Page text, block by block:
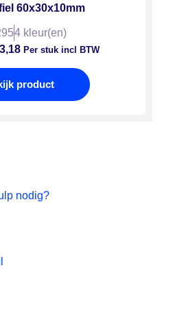
60x30x10mm
4 kleur(en)
Per stuk incl BTW
product
nodig?